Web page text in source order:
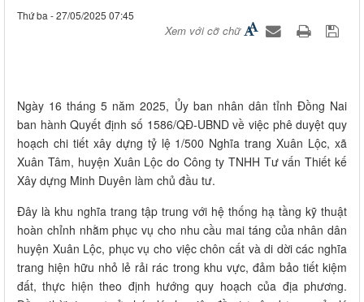
Thứ ba - 27/05/2025 07:45
Xem với cỡ chữ
Ngày 16 tháng 5 năm 2025, Ủy ban nhân dân tỉnh Đồng Nai
ban hành Quyết định số 1586/QĐ-UBND về việc phê duyệt quy
hoạch chi tiết xây dựng tỷ lệ 1/500 Nghĩa trang Xuân Lộc, xã
Xuân Tâm, huyện Xuân Lộc do Công ty TNHH Tư vấn Thiết kế
Xây dựng Minh Duyên làm chủ đầu tư.
Đây là khu nghĩa trang tập trung với hệ thống hạ tầng kỹ thuật
hoàn chỉnh nhằm phục vụ cho nhu cầu mai táng của nhân dân
huyện Xuân Lộc, phục vụ cho việc chôn cất và di dời các nghĩa
trang hiện hữu nhỏ lẻ rải rác trong khu vực, đảm bảo tiết kiệm
đất, thực hiện theo định hướng quy hoạch của địa phương.